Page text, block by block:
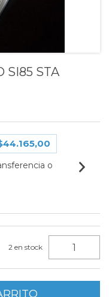
SI85 STA
o
2 en stock